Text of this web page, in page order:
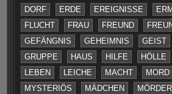
DORF ERDE EREIGNISSE
FLUCHT
FRAU FREUND
GEFÄNGNIS
GEHEIMNIS GEIST
GRUPPE
HAUS HILFE HÖLLE
LEBEN
LEICHE MACHT MORD
MYSTERIÖS
MÄDCHEN MÖRDER